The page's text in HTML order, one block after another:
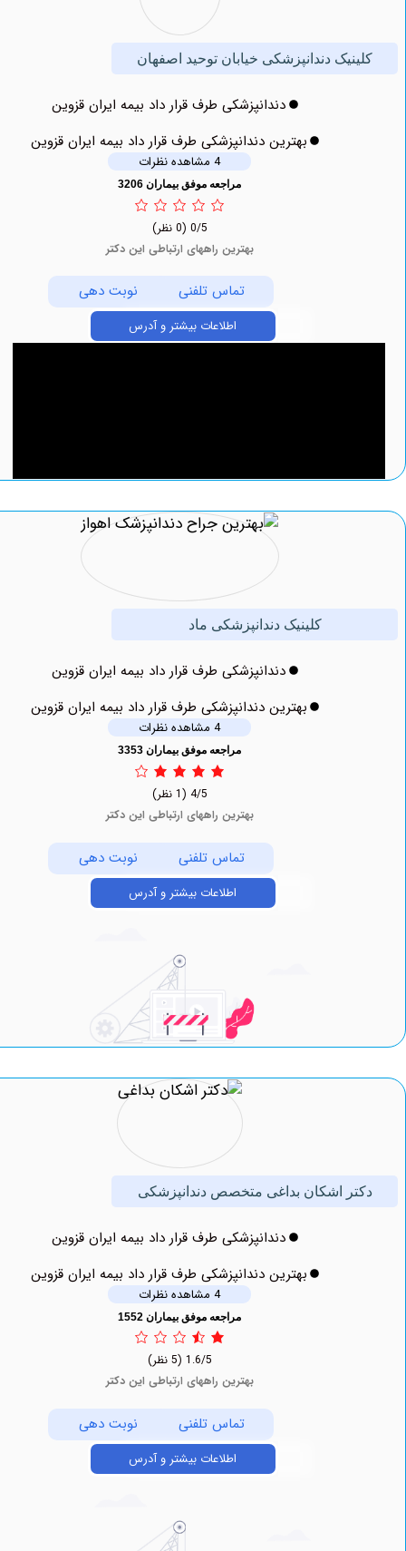
دندانپزشکی خیابان توحید اصفهان
دندانپزشکی طرف قرار داد بیمه ایران قزوین
بهترین دندانپزشکی طرف قرار داد بیمه ایران قزوین
مراجعه موفق بیماران 3206
بهترین راههای ارتباطی این دکتر
تماس تلفنی نوبت دهی
اطلاعات بیشتر و آدرس
کلینیک دندانپزشکی ماد
دندانپزشکی طرف قرار داد بیمه ایران قزوین
بهترین دندانپزشکی طرف قرار داد بیمه ایران قزوین
مراجعه موفق بیماران 3353
بهترین راههای ارتباطی این دکتر
تماس تلفنی نوبت دهی
اطلاعات بیشتر و آدرس
اشکان بداغی متخصص دندانپزشکی
دندانپزشکی طرف قرار داد بیمه ایران قزوین
بهترین دندانپزشکی طرف قرار داد بیمه ایران قزوین
مراجعه موفق بیماران 1552
بهترین راههای ارتباطی این دکتر
تماس تلفنی نوبت دهی
اطلاعات بیشتر و آدرس